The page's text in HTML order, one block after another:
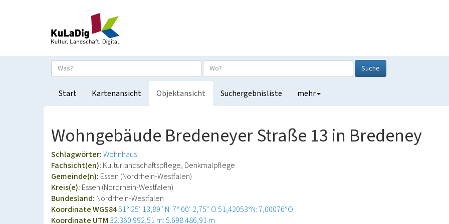
Suche
Start Kartenansicht Objektansicht Suchergebnisliste mehr
Wohngebäude Bredeneyer Straße 13 in Bredeney
Schlagwörter:Wohnhaus
Fachsicht(en): Kulturlandschaftspflege, Denkmalpflege
Gemeinde(n): Essen (Nordrhein-Westfalen)
Kreis(e): Essen (Nordrhein-Westfalen)
Bundesland: Nordrhein-Westfalen
Koordinate WGS8451° 25′ 13,89″ N: 7° 00′ 2,75″ O51,42053°N: 7,00076°O
Koordinate UTM 32.360.992,51 m: 5.698.486,91 m